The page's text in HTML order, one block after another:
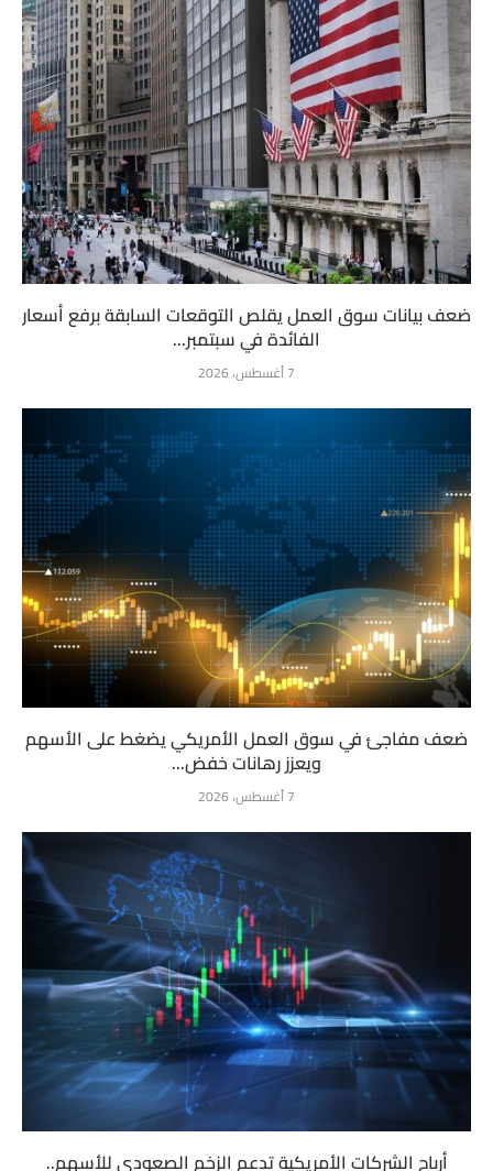
ضعف بيانات سوق العمل يقلص التوقعات السابقة برفع أسعار
الفائدة في سبتمبر...
7 أغسطس، 2026
ضعف مفاجئ في سوق العمل الأمريكي يضغط على الأسهم
ويعزز رهانات خفض...
7 أغسطس، 2026
أرباح الشركات الأمريكية تدعم الزخم الصعودي للأسهم..